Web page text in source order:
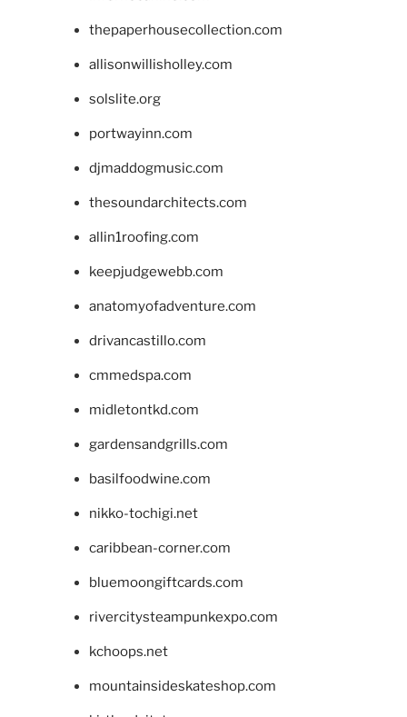
thepaperhousecollection.com
allisonwillisholley.com
solslite.org
portwayinn.com
djmaddogmusic.com
thesoundarchitects.com
allin1roofing.com
keepjudgewebb.com
anatomyofadventure.com
drivancastillo.com
cmmedspa.com
midletontkd.com
gardensandgrills.com
basilfoodwine.com
nikko-tochigi.net
caribbean-corner.com
bluemoongiftcards.com
rivercitysteampunkexpo.com
kchoops.net
mountainsideskateshop.com